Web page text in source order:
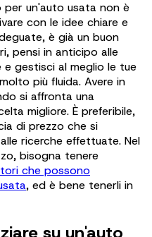
per un'auto usata non è
con le idee chiare e
è già un buon
pensi in anticipo alle
gestisci al meglio le tue
più fluida. Avere in
si affronta una
migliore. È preferibile,
di prezzo che si
ricerche effettuate. Nel
bisogna tenere
che possono
, ed è bene tenerli in